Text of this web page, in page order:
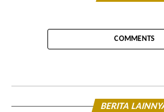
COMMENTS
BERITA